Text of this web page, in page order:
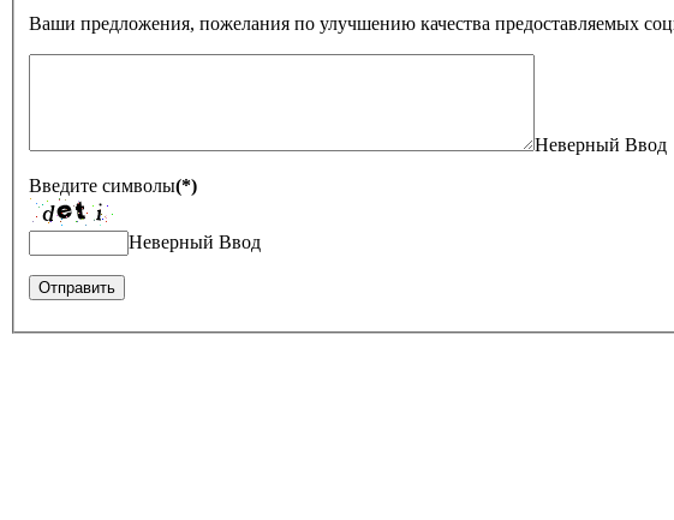
Ваши предложения, пожелания по улучшению качества предоставляемых
Неверный Ввод
Введите символы(*)
Неверный Ввод